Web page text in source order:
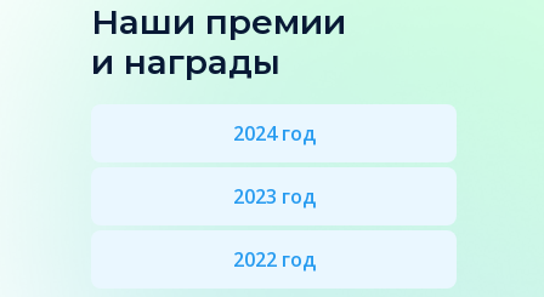
Наши премии
и награды
2024 год
2023 год
2022 год